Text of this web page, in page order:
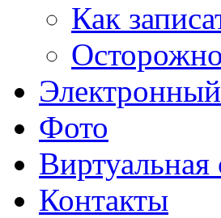
Как
Электронный
Фото
Виртуальная
Контакты